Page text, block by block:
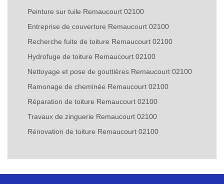
Peinture sur tuile Remaucourt 02100
Entreprise de couverture Remaucourt 02100
Recherche fuite de toiture Remaucourt 02100
Hydrofuge de toiture Remaucourt 02100
Nettoyage et pose de gouttières Remaucourt 02100
Ramonage de cheminée Remaucourt 02100
Réparation de toiture Remaucourt 02100
Travaux de zinguerie Remaucourt 02100
Rénovation de toiture Remaucourt 02100